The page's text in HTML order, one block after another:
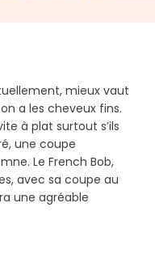
mieux vaut
a les cheveux fins.
à plat surtout s’ils
une coupe
Le French Bob,
avec sa coupe au
une agréable